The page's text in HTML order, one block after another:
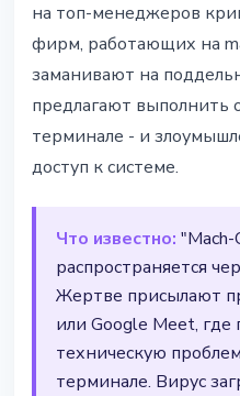
22 апреля 2026 г.3 мин
Наталия Дорофеева
на топ-менеджеров
фирм, работающих на
заманивают на
предлагают выполнить
терминале - и
доступ к системе.
Что известно: "Mach-
распространяется
Жертве присылают
или Google Meet, где
техническую
терминале. Вирус